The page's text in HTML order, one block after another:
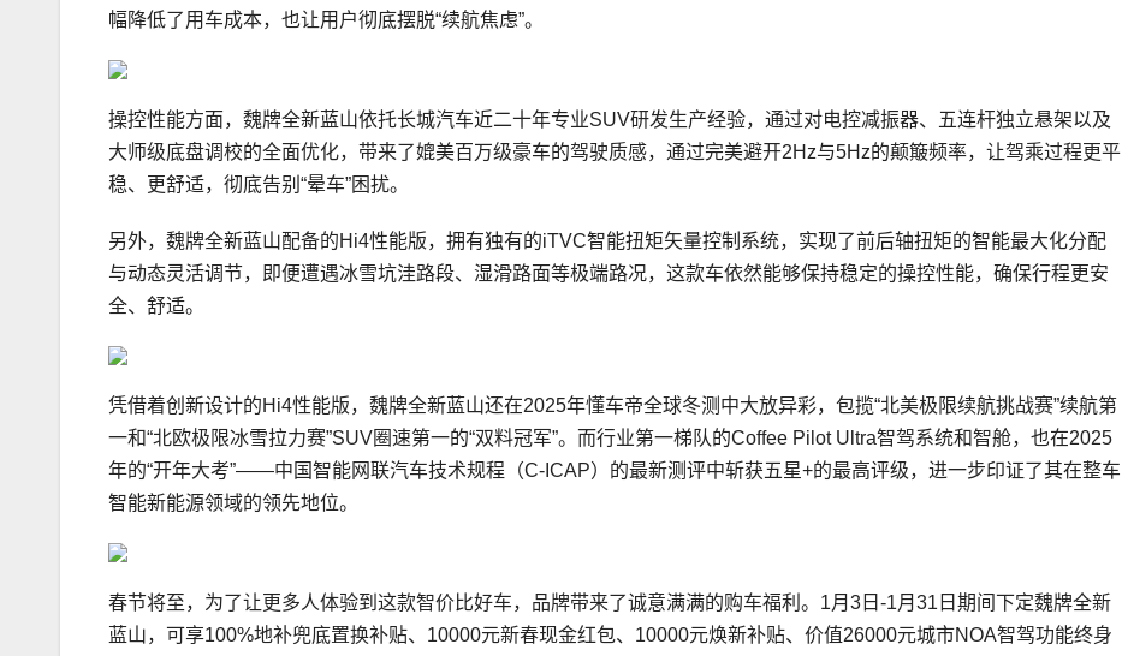
幅降低了用车成本，也让用户彻底摆脱“续航焦虑”。
操控性能方面，魏牌全新蓝山依托长城汽车近二十年专业SUV研发生产经验，通过对电控减振器、五连杆独立悬架以及
大师级底盘调校的全面优化，带来了媲美百万级豪车的驾驶质感，通过完美避开2Hz与5Hz的颠簸频率，让驾乘过程更平
稳、更舒适，彻底告别“晕车”困扰。
另外，魏牌全新蓝山配备的Hi4性能版，拥有独有的iTVC智能扭矩矢量控制系统，实现了前后轴扭矩的智能最大化分配
与动态灵活调节，即便遭遇冰雪坑洼路段、湿滑路面等极端路况，这款车依然能够保持稳定的操控性能，确保行程更安
全、舒适。
凭借着创新设计的Hi4性能版，魏牌全新蓝山还在2025年懂车帝全球冬测中大放异彩，包揽“北美极限续航挑战赛”续航第
一和“北欧极限冰雪拉力赛”SUV圈速第一的“双料冠军”。而行业第一梯队的Coffee Pilot Ultra智驾系统和智舱，也在2025
年的“开年大考”——中国智能网联汽车技术规程（C-ICAP）的最新测评中斩获五星+的最高评级，进一步印证了其在整车
智能新能源领域的领先地位。
春节将至，为了让更多人体验到这款智价比好车，品牌带来了诚意满满的购车福利。1月3日-1月31日期间下定魏牌全新
蓝山，可享100%地补兜底置换补贴、10000元新春现金红包、10000元焕新补贴、价值26000元城市NOA智驾功能终身